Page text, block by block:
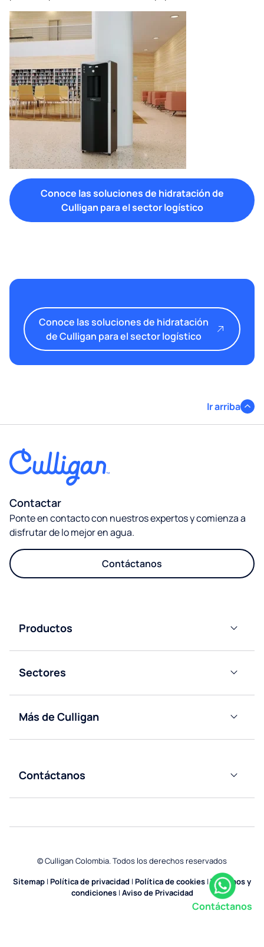
Conoce las soluciones de hidratación de
Culligan para el sector logístico
Conoce las soluciones de hidratación
de Culligan para el sector logístico
Ir arriba
Contactar
Ponte en contacto con nuestros expertos y comienza a
disfrutar de lo mejor en agua.
Contáctanos
Productos​
Dispensadores
Horeca
Accesorios y
Sectores​
Oficinas
Salud
Spas
Bodegas
Más de Culligan
Acerca
Contáctanos
Contáctanos
Solicita tu
© Culligan Colombia. Todos los derechos reservados
Sitemap |Política de privacidad |Política de cookies |Términos y
condiciones |Aviso de Privacidad
Contáctanos